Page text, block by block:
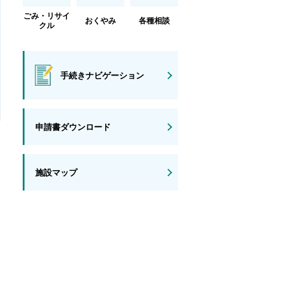
ごみ・リサイ
クル
おくやみ 各種相談
手続きナビゲーション
申請書ダウンロード
施設マップ